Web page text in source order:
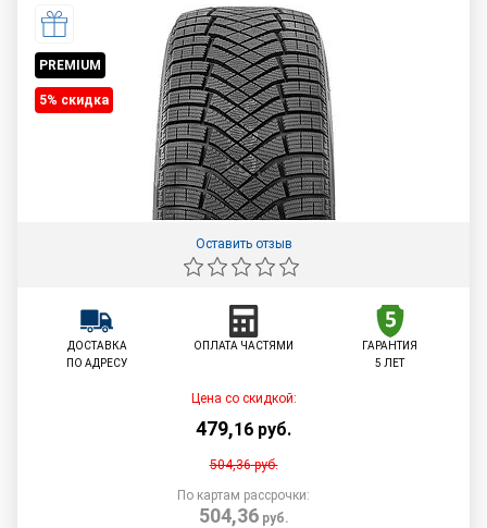
PREMIUM
5% cкидка
Оставить отзыв
ДОСТАВКА
ПО АДРЕСУ
ОПЛАТА ЧАСТЯМИ
ГАРАНТИЯ
5 ЛЕТ
Цена со скидкой:
479,16 руб.
504,36руб.
По картам рассрочки:
504,36руб.